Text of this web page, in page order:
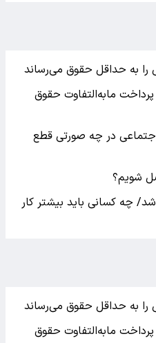
به حداقل حقوق می‌رساند
مابه‌التفاوت حقوق
در چه صورتی قطع
شویم؟
چه کسانی باید بیشتر کار
به حداقل حقوق می‌رساند
مابه‌التفاوت حقوق